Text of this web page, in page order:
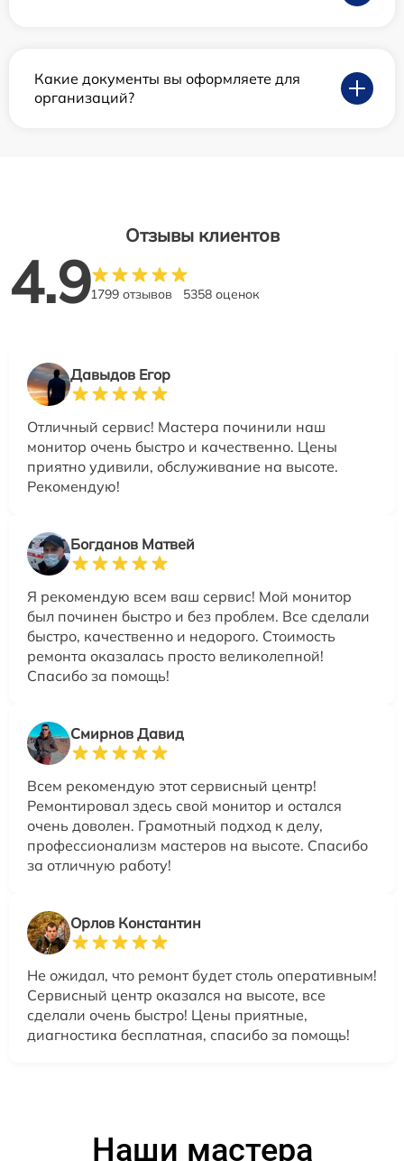
Какие документы вы оформляете для
организаций?
Отзывы клиентов
4.91799 отзывов 5358 оценок
Давыдов Егор
Отличный сервис! Мастера починили наш
монитор очень быстро и качественно. Цены
приятно удивили, обслуживание на высоте.
Рекомендую!
Богданов Матвей
Я рекомендую всем ваш сервис! Мой монитор
был починен быстро и без проблем. Все сделали
быстро, качественно и недорого. Стоимость
ремонта оказалась просто великолепной!
Спасибо за помощь!
Смирнов Давид
Всем рекомендую этот сервисный центр!
Ремонтировал здесь свой монитор и остался
очень доволен. Грамотный подход к делу,
профессионализм мастеров на высоте. Спасибо
за отличную работу!
Орлов Константин
Не ожидал, что ремонт будет столь оперативным!
Сервисный центр оказался на высоте, все
сделали очень быстро! Цены приятные,
диагностика бесплатная, спасибо за помощь!
Наши мастера